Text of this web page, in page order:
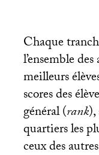
Chaque
l’ensemble
meilleurs
scores des
général (rank
quartiers les
ceux des